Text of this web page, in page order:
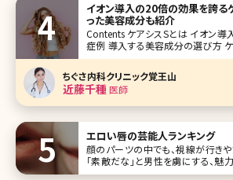
イオン導入の20倍の効果を誇る
った美容成分も紹介
Contents ケアシスSとは イオン導入との違い ケアシスSの
症例 導入する美容成分の選び方 ケアシスSとはエレクトロ
ポレーションという美容成分を導入
な導入の施術だとイオン導入があ
の20倍もの高い効果があると言われ
ちぐさ内科クリニック覚王山
近藤千種 医師
エロい唇の芸能人ランキング
顔のパーツの中でも、視線が行き
「素敵だな」と男性を虜にする、魅
す。そこで今回は、唇がエロくセク